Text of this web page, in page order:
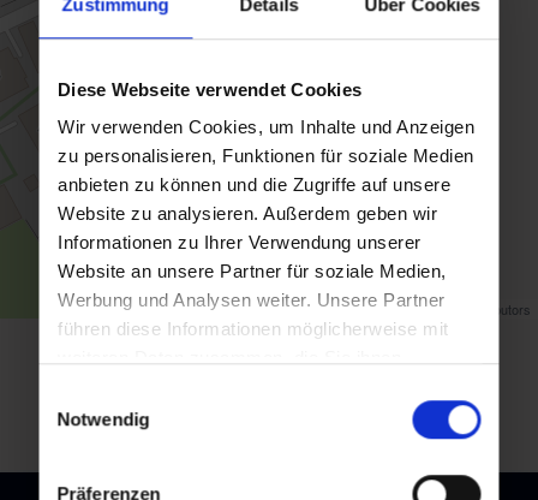
Diese Webseite verwendet Cookies
Wir verwenden Cookies, um Inhalte und Anzeigen
zu personalisieren, Funktionen für soziale Medien
anbieten zu können und die Zugriffe auf unsere
Website zu analysieren. Außerdem geben wir
Informationen zu Ihrer Verwendung unserer
Website an unsere Partner für soziale Medien,
Werbung und Analysen weiter. Unsere Partner
führen diese Informationen möglicherweise mit
Nutzung der Dienste gesammelt haben.
Notwendig
Präferenzen
Map data ©OpenStreetMap contributors
back to overview